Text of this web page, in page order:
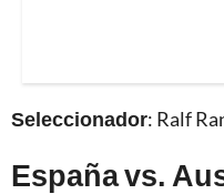
Seleccionador: Ralf
España vs.